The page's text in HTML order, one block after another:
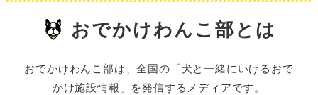
おでかけわんこ部とは
おでかけわんこ部は、全国の「犬と一緒にいけるおで
かけ施設情報」を発信するメディアです。